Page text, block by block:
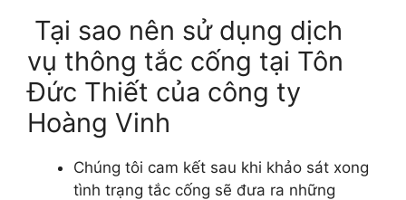
Tại sao nên sử dụng dịch
vụ thông tắc cống tại Tôn
Đức Thiết của công ty
Hoàng Vinh
Chúng tôi cam kết sau khi khảo sát xong
tình trạng tắc cống sẽ đưa ra những